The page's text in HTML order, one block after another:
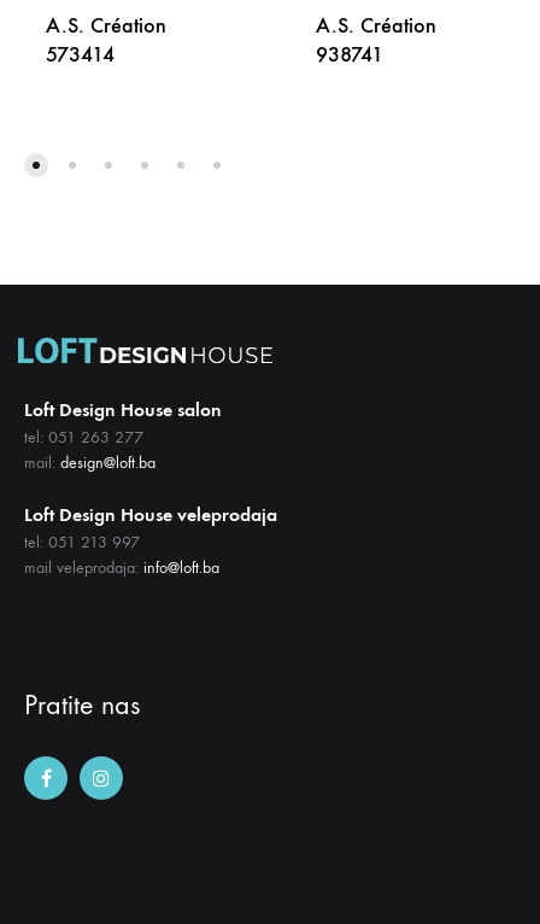
A.S. Création
573414
A.S. Création
938741
Loft Design House salon
tel: 051 263 277
mail: design@loft.ba
Loft Design House veleprodaja
tel: 051 213 997
mail veleprodaja: info@loft.ba
Pratite nas